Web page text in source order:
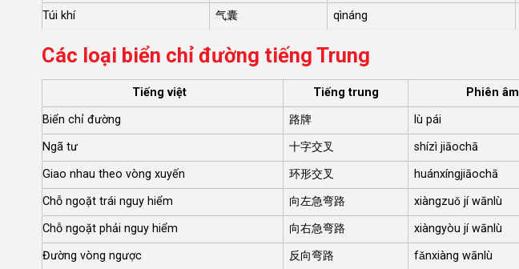
Túi khí
气囊 qìnáng
Các loại biển chỉ đường tiếng Trung
Tiếng việt Tiếng trung
Phiên âm
Biển chỉ đường
路牌
lù pái
Ngã tư
十字交叉
shízì jiāochā
Giao nhau theo vòng xuyến
环形交叉
huánxíngjiāochā
Chỗ ngoặt trái nguy hiểm
向左急弯路
xiàngzuǒ jí wānlù
Chỗ ngoặt phải nguy hiểm
向右急弯路
xiàngyòu jí wānlù
Đường vòng ngược
反向弯路 fǎnxiàng wānlù